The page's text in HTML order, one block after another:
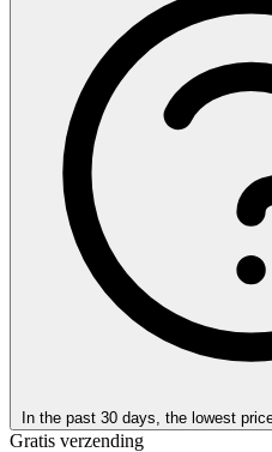
In the past 30 days, the lowest
Gratis verzending